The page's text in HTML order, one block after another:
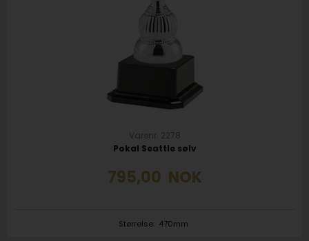
Varenr. 2278
Pokal Seattle sølv
795,00 NOK
Størrelse: 470mm